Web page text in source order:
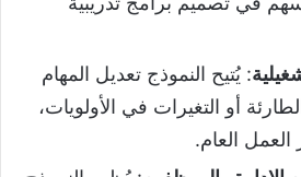
: يُتيح النموذج تعديل المهام
أو التغيرات في الأولويات،
العمل العام.